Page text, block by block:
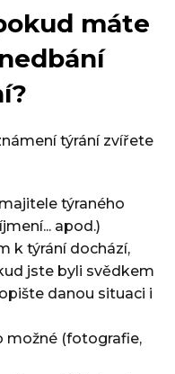
máte
týrání zvířete
týraného
apod.)
k týrání dochází,
jste byli svědkem
danou situaci i
možné (fotografie,